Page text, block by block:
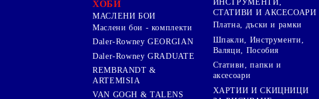
ХОБИ
МАСЛЕНИ БОИ
Маслени бои - комплекти
Daler-Rowney GEORGIAN
Daler-Rowney GRADUATE
REMBRANDT &
ARTEMISIA
VAN GOGH & TALENS
ИНСТРУМЕНТИ,
СТАТИВИ И АКСЕСОАРИ
Платна, дъски и рамки
Шпакли, Инструменти,
Валяци, Пособия
Стативи, папки и
аксесоари
ХАРТИИ И СКИЦНИЦИ